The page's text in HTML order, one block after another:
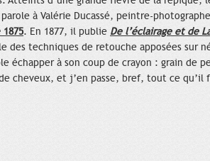
à Valérie Ducassé, peintre-
. En 1877, il publie De l’éclairage et de
des techniques de retouche apposées sur
échapper à son coup de crayon : grain
cheveux, et j’en passe, bref, tout ce